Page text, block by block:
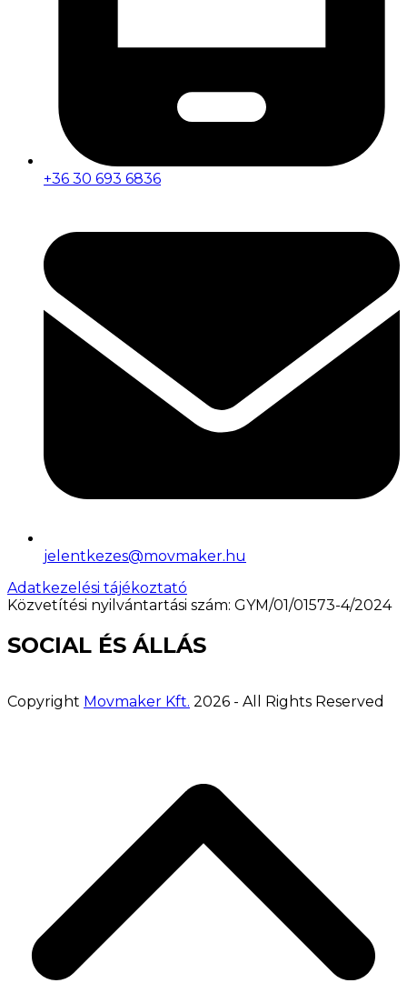
+36 30 693 6836
jelentkezes@movmaker.hu
Adatkezelési tájékoztató
Közvetítési nyilvántartási szám: GYM/01/01573-4/2024
SOCIAL ÉS ÁLLÁS
Copyright Movmaker Kft. 2026 - All Rights Reserved